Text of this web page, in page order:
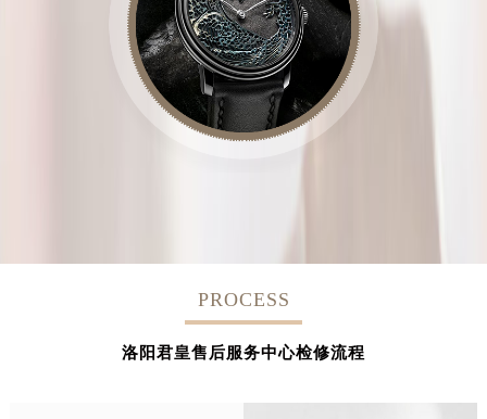
PROCESS
洛阳君皇售后服务中心检修流程